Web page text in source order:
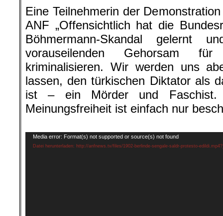
Eine Teilnehmerin der
ANF „Offensichtlich hat die
Böhmermann-Skandal gelernt
vorauseilenden Gehorsam für
kriminalisieren. Wir werden uns
lassen, den türkischen Diktator als
ist – ein Mörder und
Meinungsfreiheit ist einfach nur
Video-
Player
Media error: Format(s) not supported or source(s) not found
Datei herunterladen: http://anfnews.tv/files/1902-berlinde-sengale-saldr-protesto-